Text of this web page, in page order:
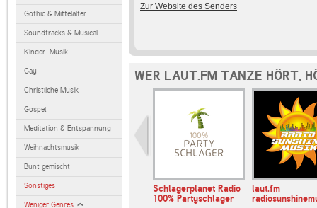
Gothic & Mittelalter
Soundtracks & Musical
Kinder-Musik
Gay
Christliche Musik
Gospel
Meditation & Entspannung
Weihnachtsmusik
Bunt gemischt
Sonstiges
Weniger Genres
Zur Website des Senders
WER LAUT.FM TANZE HÖRT,
Schlagerplanet Radio
100% Partyschlager
laut.fm